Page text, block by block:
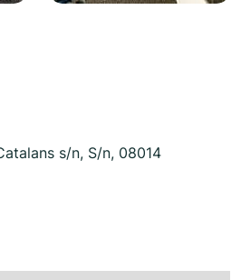
s/n, S/n, 08014